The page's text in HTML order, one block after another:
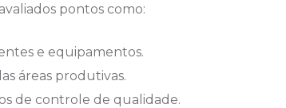
pontos como:
e equipamentos.
áreas produtivas.
de controle de qualidade.